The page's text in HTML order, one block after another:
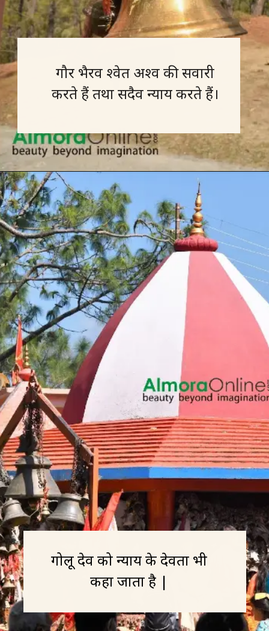
गौर भैरव श्वेत अश्व की सवारी
करते हैं तथा सदैव न्याय करते हैं।
गोलू देव को न्याय के देवता भी
कहा जाता है |